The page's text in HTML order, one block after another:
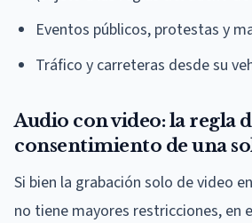
Eventos públicos, protestas y
Tráfico y carreteras desde su
Audio con video: la regla
consentimiento de una
Si bien la grabación solo de video
no tiene mayores restricciones, en